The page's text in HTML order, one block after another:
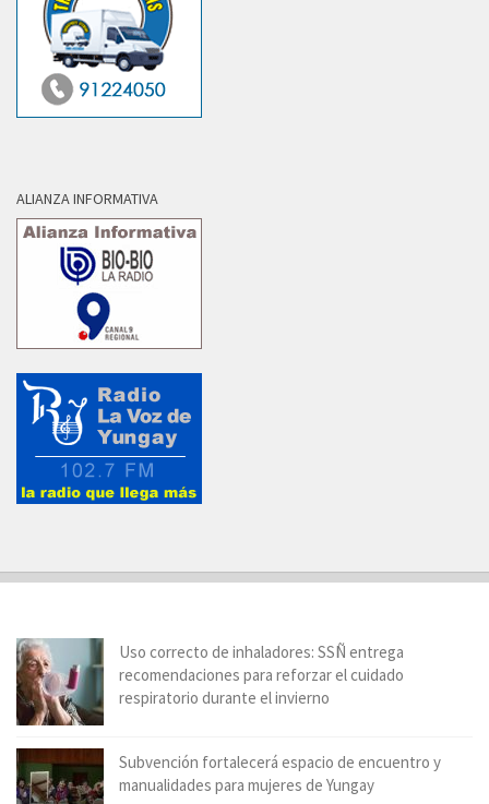
ALIANZA INFORMATIVA
Uso correcto de inhaladores: SSÑ entrega
recomendaciones para reforzar el cuidado
respiratorio durante el invierno
Subvención fortalecerá espacio de encuentro y
manualidades para mujeres de Yungay